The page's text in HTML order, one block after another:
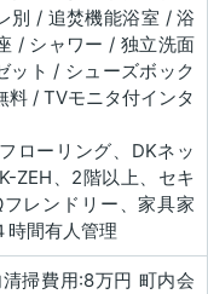
別 / 追焚機能浴室 / 浴
/ シャワー / 独立洗面
ット / シューズボック
料 / TVモニタ付インタ
ローリング、DKネッ
ZEH、2階以上、セキ
レンドリー、家具家
時間有人管理
掃費用:8万円 町内会